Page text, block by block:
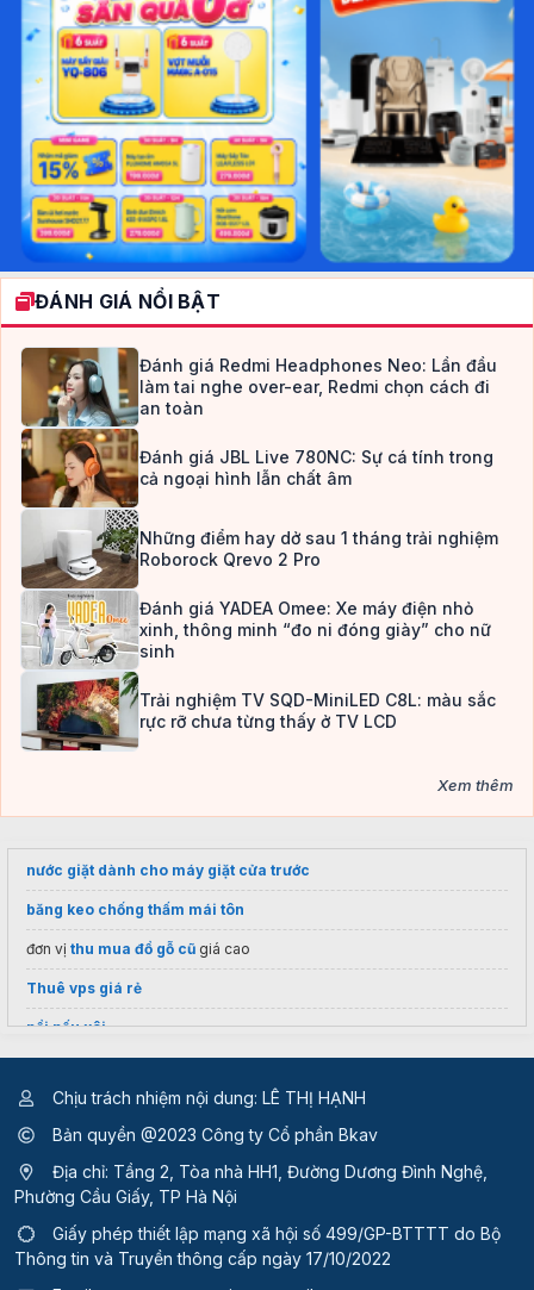
ĐÁNH GIÁ NỔI BẬT
Đánh giá Redmi Headphones Neo: Lần đầu
làm tai nghe over-ear, Redmi chọn cách đi
an toàn
Đánh giá JBL Live 780NC: Sự cá tính trong
cả ngoại hình lẫn chất âm
Những điểm hay dở sau 1 tháng trải nghiệm
Roborock Qrevo 2 Pro
Đánh giá YADEA Omee: Xe máy điện nhỏ
xinh, thông minh “đo ni đóng giày” cho nữ
sinh
Trải nghiệm TV SQD-MiniLED C8L: màu sắc
rực rỡ chưa từng thấy ở TV LCD
Xem thêm
nước giặt dành cho máy giặt cửa trước
băng keo chống thấm mái tôn
đơn vị thu mua đồ gỗ cũ giá cao
Thuê vps giá rẻ
nồi nấu xôi
Cửa hàng nước hoa The Perfumes
Báo giá Tường lửa Sonicwallgiá rẻ
Gia công mỹ phẩm giá rẻ
BánThiết bị Ruckus uy tín
Nệm cao su tổng hợpcó tốt không?
Chịu trách nhiệm nội dung: LÊ THỊ HẠNH
Bản quyền @2023 Công ty Cổ phần Bkav
Địa chỉ: Tầng 2, Tòa nhà HH1, Đường Dương Đình Nghệ,
Phường Cầu Giấy, TP Hà Nội
Giấy phép thiết lập mạng xã hội số 499/GP-BTTTT do Bộ
Thông tin và Truyền thông cấp ngày 17/10/2022